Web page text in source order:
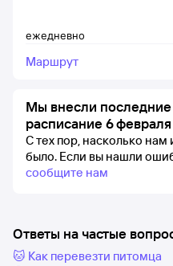
ежедневно
Маршрут
Мы внесли
расписание 6
С тех пор, насколько
было. Если вы нашли
сообщите нам
Ответы на частые
🐱 Как перевезти питомца